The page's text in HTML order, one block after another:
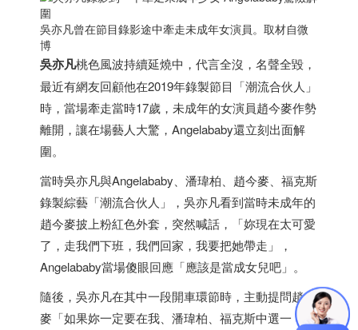
吳亦凡曾在節目錄影途中牽走未成年女演員。取材自微
博
吳亦凡桃色風波持續延燒中，代言全沒，名聲全毀，
最近有網友回顧他在2019年錄製節目「潮流合伙人」
時，當場牽走當時17歲，未成年的女演員趙今麥作勢
離開，讓在場藝人大驚，Angelababy還立刻出面解
圍。
當時吳亦凡與Angelababy、潘瑋柏、趙今麥、福克斯
錄製綜藝「潮流合伙人」，吳亦凡看到當時未成年的
趙今麥披上粉紅色外套，突然喊話，「妳現在太可愛
了，走我們下班，我們回家，我要把她帶走」，
Angelababy當場傻眼回應「應該是當成女兒吧」。
隨後，吳亦凡在其中一段開車環節時，主動提問趙今
麥「如果妳一定要在我、潘瑋柏、福克斯中選一